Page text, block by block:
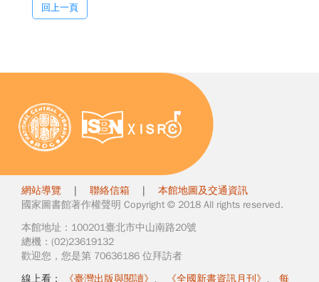
回上一頁
網站導覽 | 聯絡信箱 | 本館地圖及交通資訊
國家圖書館著作權聲明 Copyright © 2018 All rights reserved.
本館地址：100201臺北市中山南路20號
總機：(02)23619132
歡迎您，您是第 70636186 位拜訪者
線上看：
《臺灣出版與閱讀》 、 《全國新書資訊月刊》 、 每